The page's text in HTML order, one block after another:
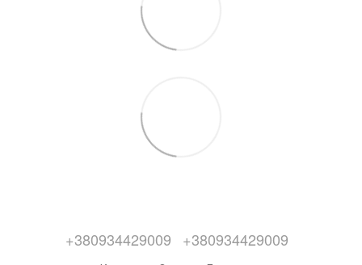
+380934429009 +380934429009